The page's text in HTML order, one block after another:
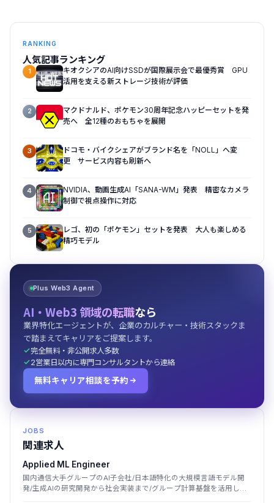
RANKING
人気記事ランキング
1
キオクシアのAI向けSSDが国際展示会で最優秀賞 GPU
活用を支える新ストレージ技術が評価
2
マクドナルド、ポケモン30周年記念ハッピーセットを発
売へ 全12種のおもちゃを展開
3
ドコモ・バイクシェアがブランド名を「NOLL」へ変
更 サービス内容も刷新へ
4
NVIDIA、動画生成AI「SANA-WM」発表 精密なカメラ
制御で視点操作に対応
5
レゴ、初の「ポケモン」セットを発表 大人も楽しめる
精巧モデル
Plus Web3 Agent
AI・Web3 領域の転職なら
業界特化エージェントが、企業のカルチャー・技術スタックま
で踏まえてキャリアをご提案します。
完全無料・非公開求人多数
2営業日以内に専門コンサルタントから連絡
無料キャリア相談を予約
JOBS
関連求人
Applied ML Engineer
国内通信大手グループのAI子会社/日本語特化の大規模言語モデル開
発/生成AIの研究開発から社会実装まで/グループ計算基盤を活用した